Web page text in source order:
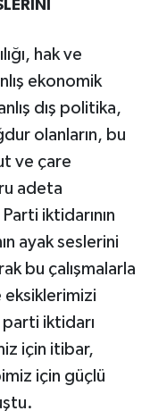
hak ve
ekonomik
dış politika,
olanların, bu
ve çare
adeta
iktidarının
ayak seslerini
bu çalışmalarla
eksiklerimizi
iktidarı
için itibar,
için güçlü